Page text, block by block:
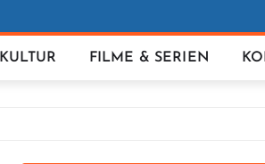
KULTUR FILME & SERIEN